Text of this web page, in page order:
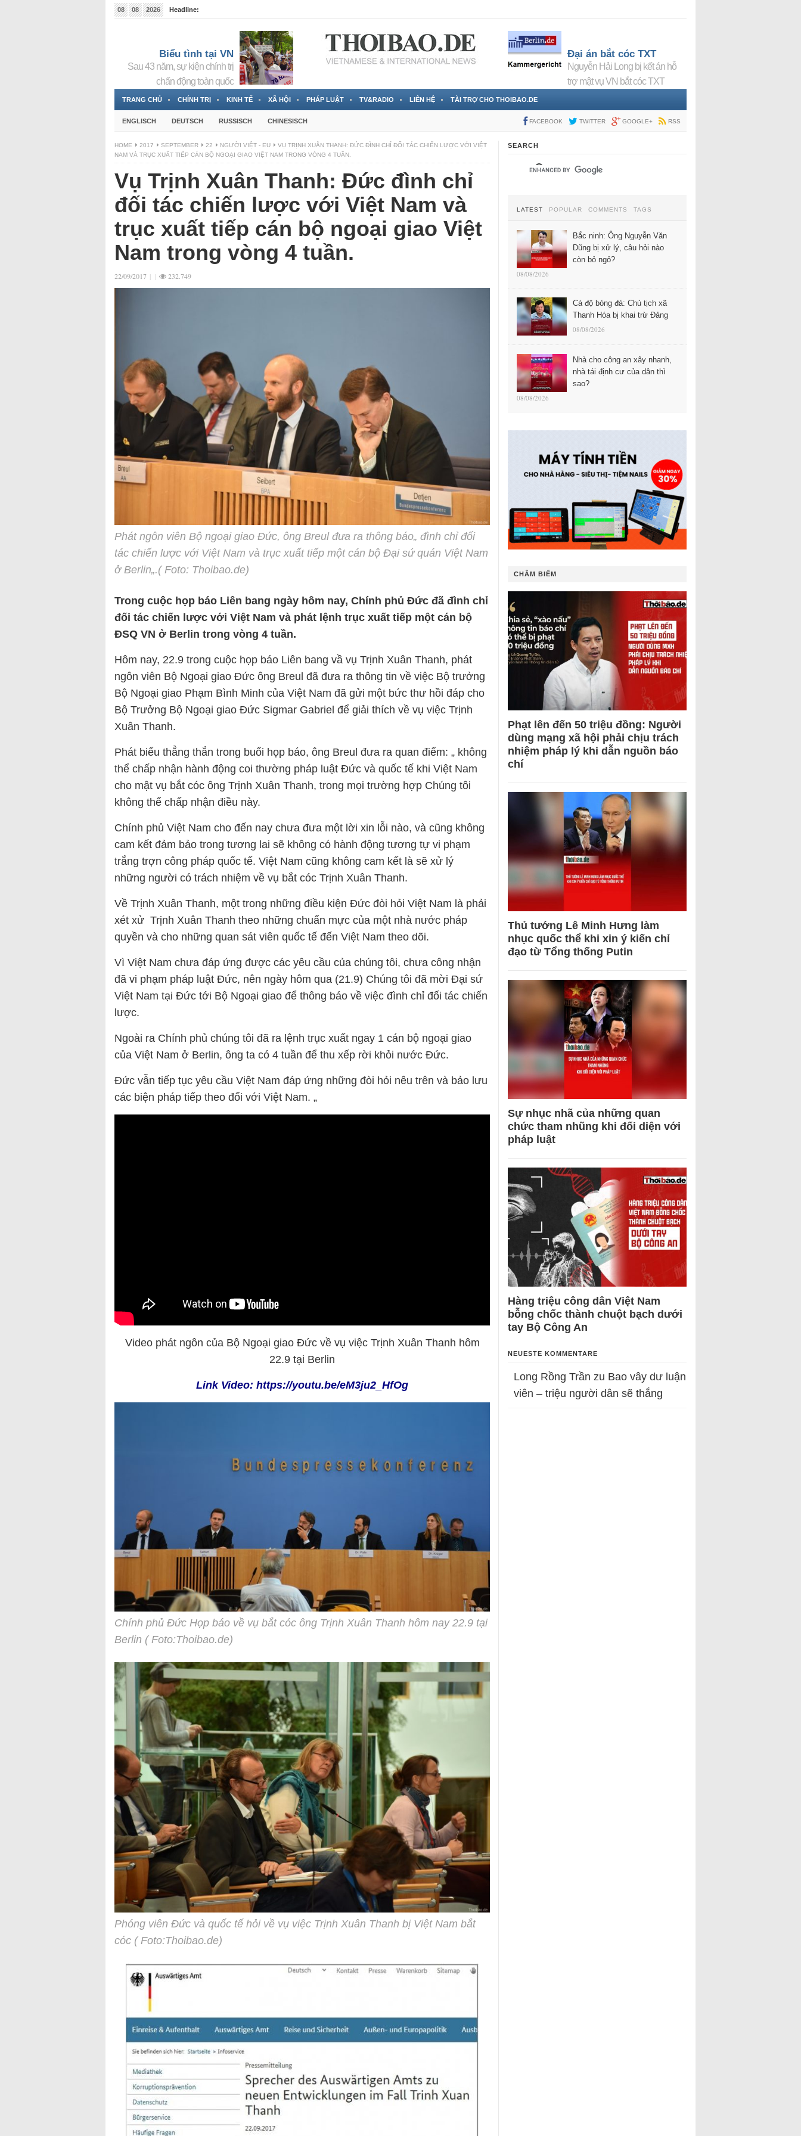
08 08 2026
Headline:
Biểu tình tại VN
Sau 43 năm, sự kiện chính trị
chấn động toàn quốc
Đại án bắt cóc TXT
Nguyễn Hải Long bị kết án hỗ
trợ mật vụ VN bắt cóc TXT
TRANG CHỦ CHÍNH TRỊ KINH TẾ XÃ HỘI PHÁP LUẬT TV&RADIO LIÊN HỆ TÀI TRỢ CHO THOIBAO.DE
ENGLISCH DEUTSCH RUSSISCH CHINESISCH FACEBOOK TWITTER GOOGLE+ RSS
HOME 2017 SEPTEMBER 22 NGƯỜI VIỆT - EU
VỤ TRỊNH XUÂN THANH: ĐỨC ĐÌNH CHỈ ĐỐI TÁC CHIẾN LƯỢC VỚI VIỆT
NAM VÀ TRỤC XUẤT TIẾP CÁN BỘ NGOẠI GIAO VIỆT NAM TRONG VÒNG 4 TUẦN.
Vụ Trịnh Xuân Thanh: Đức đình chỉ
đối tác chiến lược với Việt Nam và
trục xuất tiếp cán bộ ngoại giao Việt
Nam trong vòng 4 tuần.
22/09/2017 | | 232.749
Phát ngôn viên Bộ ngoại giao Đức, ông Breul đưa ra thông báo„ đình chỉ đối
tác chiến lược với Việt Nam và trục xuất tiếp một cán bộ Đại sứ quán Việt Nam
ở Berlin„.( Foto: Thoibao.de)
Trong cuộc họp báo Liên bang ngày hôm nay, Chính phủ Đức đã đình chỉ
đối tác chiến lược với Việt Nam và phát lệnh trục xuất tiếp một cán bộ
ĐSQ VN ở Berlin trong vòng 4 tuần.
Hôm nay, 22.9 trong cuộc họp báo Liên bang vầ vụ Trịnh Xuân Thanh, phát
ngôn viên Bộ Ngoại giao Đức ông Breul đã đưa ra thông tin về việc Bộ trưởng
Bộ Ngoại giao Phạm Bình Minh của Việt Nam đã gửi một bức thư hồi đáp cho
Bộ Trưởng Bộ Ngoại giao Đức Sigmar Gabriel để giải thích về vụ việc Trịnh
Xuân Thanh.
Phát biểu thẳng thắn trong buổi họp báo, ông Breul đưa ra quan điểm: „ không
thể chấp nhận hành động coi thường pháp luật Đức và quốc tế khi Việt Nam
cho mật vụ bắt cóc ông Trịnh Xuân Thanh, trong mọi trường hợp Chúng tôi
không thể chấp nhận điều này.
Chính phủ Việt Nam cho đến nay chưa đưa một lời xin lỗi nào, và cũng không
cam kết đảm bảo trong tương lai sẽ không có hành động tương tự vi phạm
trắng trợn công pháp quốc tế. Việt Nam cũng không cam kết là sẽ xử lý
những người có trách nhiệm về vụ bắt cóc Trịnh Xuân Thanh.
Về Trịnh Xuân Thanh, một trong những điều kiện Đức đòi hỏi Việt Nam là phải
xét xử Trịnh Xuân Thanh theo những chuẩn mực của một nhà nước pháp
quyền và cho những quan sát viên quốc tế đến Việt Nam theo dõi.
Vì Việt Nam chưa đáp ứng được các yêu cầu của chúng tôi, chưa công nhận
đã vi phạm pháp luật Đức, nên ngày hôm qua (21.9) Chúng tôi đã mời Đại sứ
Việt Nam tại Đức tới Bộ Ngoại giao để thông báo về việc đình chỉ đối tác chiến
lược.
Ngoài ra Chính phủ chúng tôi đã ra lệnh trục xuất ngay 1 cán bộ ngoại giao
của Việt Nam ở Berlin, ông ta có 4 tuần để thu xếp rời khỏi nước Đức.
Đức vẫn tiếp tục yêu cầu Việt Nam đáp ứng những đòi hỏi nêu trên và bảo lưu
các biện pháp tiếp theo đối với Việt Nam. „
Video phát ngôn của Bộ Ngoại giao Đức về vụ việc Trịnh Xuân Thanh hôm
22.9 tại Berlin
Link Video: https://youtu.be/eM3ju2_HfOg
Chính phủ Đức Họp báo về vụ bắt cóc ông Trịnh Xuân Thanh hôm nay 22.9 tại
Berlin ( Foto:Thoibao.de)
Phóng viên Đức và quốc tế hỏi về vụ việc Trịnh Xuân Thanh bị Việt Nam bắt
cóc ( Foto:Thoibao.de)
SEARCH
LATEST POPULAR COMMENTS TAGS
Bắc ninh: Ông Nguyễn Văn
Dũng bị xử lý, câu hỏi nào
còn bỏ ngỏ?
08/08/2026
Cá độ bóng đá: Chủ tịch xã
Thanh Hóa bị khai trừ Đảng
08/08/2026
Nhà cho công an xây nhanh,
nhà tái định cư của dân thì
sao?
08/08/2026
CHÂM BIẾM
Phạt lên đến 50 triệu đồng: Người
dùng mạng xã hội phải chịu trách
nhiệm pháp lý khi dẫn nguồn báo
chí
Thủ tướng Lê Minh Hưng làm
nhục quốc thể khi xin ý kiến chỉ
đạo từ Tổng thống Putin
Sự nhục nhã của những quan
chức tham nhũng khi đối diện với
pháp luật
Hàng triệu công dân Việt Nam
bỗng chốc thành chuột bạch dưới
tay Bộ Công An
NEUESTE KOMMENTARE
Long Rồng Trần zu Bao vây dư luận
viên – triệu người dân sẽ thắng